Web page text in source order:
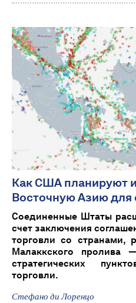
Как США планируют
Восточную Азию для
Соединенные Штаты
счет заключения
торговли со странами,
Малаккского пролива
стратегических
торговли.
Стефано ди Лоренцо